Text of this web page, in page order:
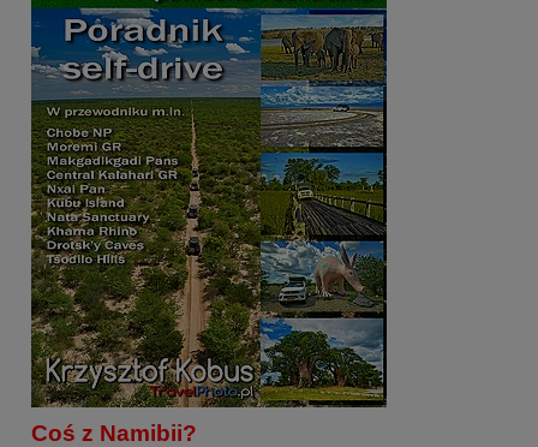
Coś z Namibii?